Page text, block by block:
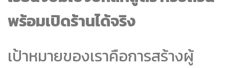
พร้อมเปิดร้านได้จริง
เป้าหมายของเราคือการสร้างผู้